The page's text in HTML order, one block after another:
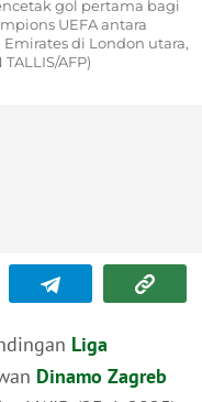
gol pertama bagi
UEFA antara
di London utara,
AFP)
Liga
Dinamo Zagreb